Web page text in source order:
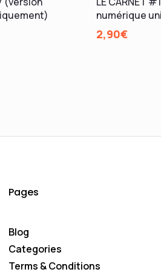
numérique
2,90€
Pages
Blog
Categories
Terms & Conditions